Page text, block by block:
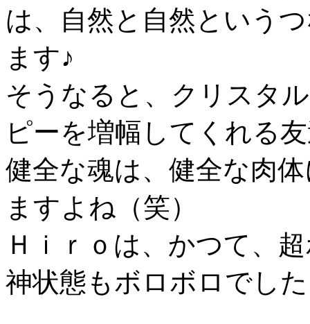
は、自然と自然という
ます♪
そうなると、クリスタ
ピーを増幅してくれる
健全な魂は、健全な肉
ますよね（笑）
Ｈｉｒｏは、かつて、
神状態もボロボロでし